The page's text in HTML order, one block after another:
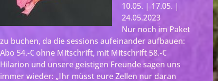
10.05. | 17.05. |
24.05.2023
Nur noch im Paket
zu buchen, da die sessions aufeinander aufbauen:
Abo 54.-€ ohne Mitschrift, mit Mitschrift 58.-€
Hilarion und unsere geistigen Freunde sagen uns
immer wieder: „Ihr müsst eure Zellen nur daran